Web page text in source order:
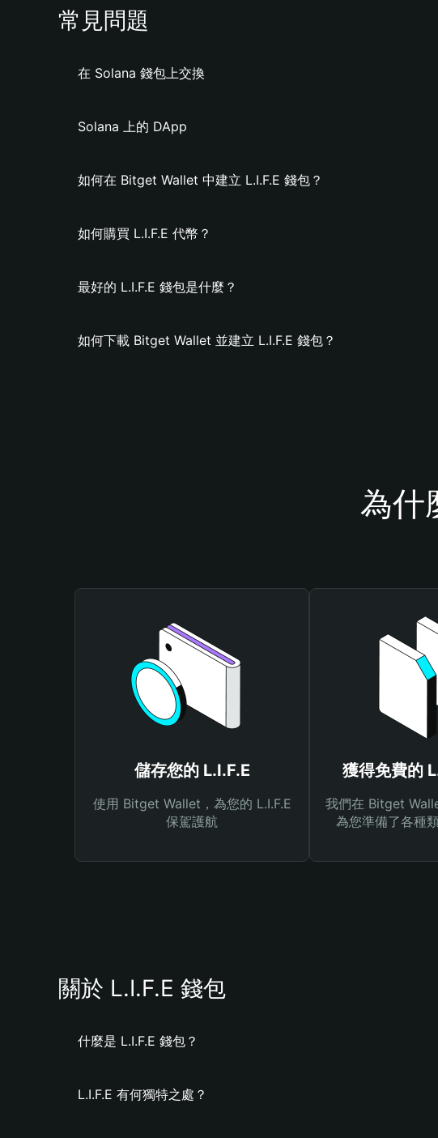
常見問題
在 Solana 錢包上交換
Solana 上的 DApp
如何在 Bitget Wallet 中建立 L.I.F.E 錢包？
如何購買 L.I.F.E 代幣？
最好的 L.I.F.E 錢包是什麼？
如何下載 Bitget Wallet 並建立 L.I.F.E 錢包？
為什
儲存您的 L.I.F.E
使用 Bitget Wallet，為您的 L.I.F.E
保駕護航
獲得免費的
我們在 Bitget
為您準備了各種
關於 L.I.F.E 錢包
什麼是 L.I.F.E 錢包？
L.I.F.E 有何獨特之處？